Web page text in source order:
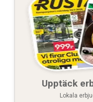
Upptäck
Lokala